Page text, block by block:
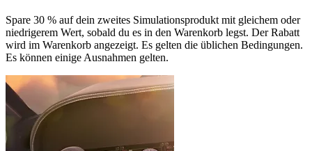
Spare 30 % auf dein zweites Simulationsprodukt mit gleichem oder
niedrigerem Wert, sobald du es in den Warenkorb legst. Der Rabatt
wird im Warenkorb angezeigt. Es gelten die üblichen Bedingungen.
Es können einige Ausnahmen gelten.